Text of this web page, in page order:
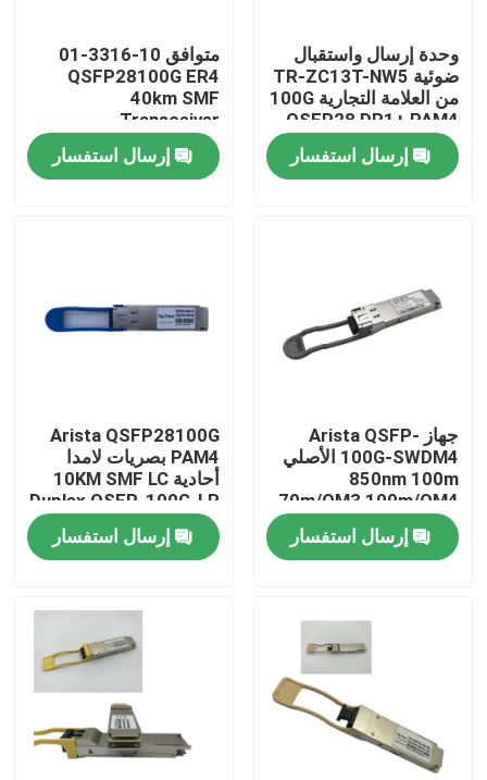
مسكن
معلومات عنا
جولة في المعمل
مراقبة الجودة
اتصل بنا
أخبار
وحدة بصرية 400G/800G
وحدة 100G QSFP28
وحدة إرسال واستقبال
ضوئية TR-ZC13T-NW5
من العلامة التجارية 100G
QSFP28 DR1+ PAM4
500M
إرسال استفسار
متوافق 10-3316-01
QSFP28100G ER4
40km SMF
Transceiver
إرسال استفسار
جهاز Arista QSFP-
100G-SWDM4 الأصلي
850nm 100m
70m/OM3 100m/OM4
ناقل MMF مزدوج
إرسال استفسار
Arista QSFP28100G
PAM4 بصريات لامدا
أحادية 10KM SMF LC
Duplex QSFP-100G-LR
إرسال استفسار